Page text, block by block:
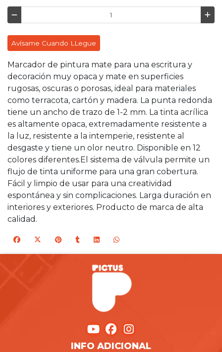
Avísame Cuando LLegue
Marcador de pintura mate para una escritura y
decoración muy opaca y mate en superficies
rugosas, oscuras o porosas, ideal para materiales
como terracota, cartón y madera. La punta redonda
tiene un ancho de trazo de 1-2 mm. La tinta acrílica
es altamente opaca, extremadamente resistente a
la luz, resistente a la intemperie, resistente al
desgaste y tiene un olor neutro. Disponible en 12
colores diferentes.El sistema de válvula permite un
flujo de tinta uniforme para una gran cobertura.
Fácil y limpio de usar para una creatividad
espontánea y sin complicaciones. Larga duración en
interiores y exteriores. Producto de marca de alta
calidad.
INFO ADICIONAL